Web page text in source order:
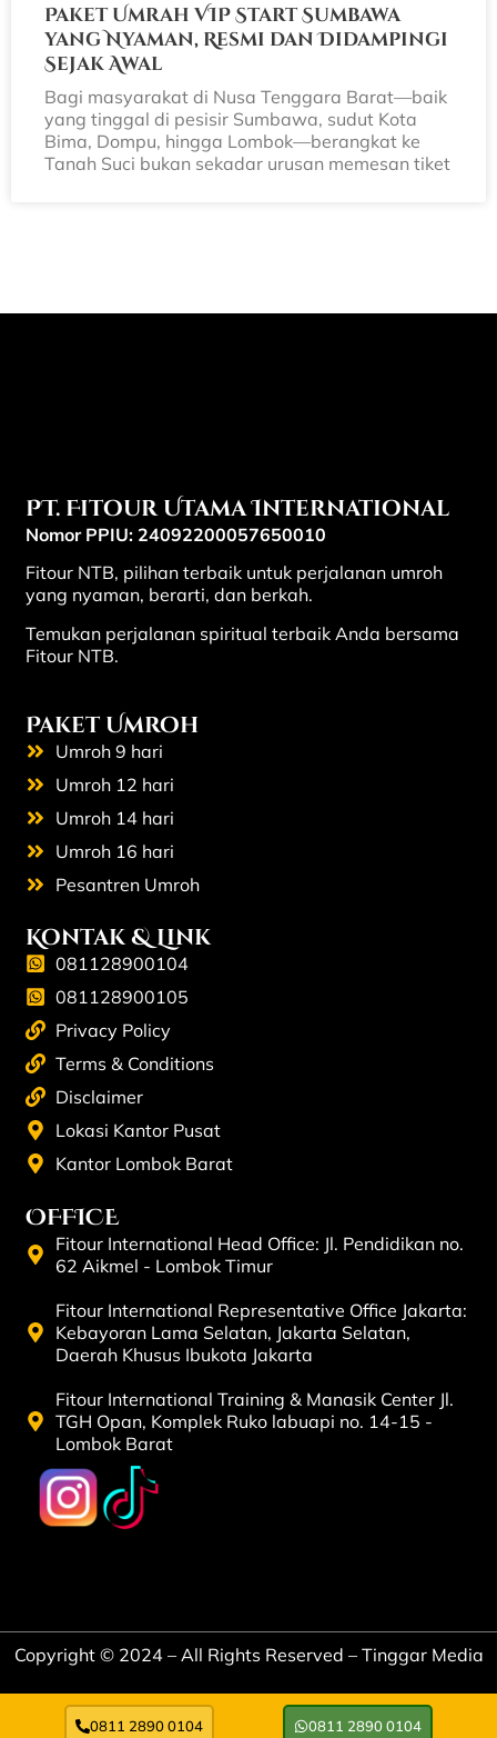
Paket Umrah VIP Start Sumbawa
yang Nyaman, Resmi dan Didampingi
Sejak Awal
Bagi masyarakat di Nusa Tenggara Barat—baik
yang tinggal di pesisir Sumbawa, sudut Kota
Bima, Dompu, hingga Lombok—berangkat ke
Tanah Suci bukan sekadar urusan memesan tiket
PT. Fitour Utama International
Nomor PPIU: 24092200057650010
Fitour NTB, pilihan terbaik untuk perjalanan umroh
yang nyaman, berarti, dan berkah.
Temukan perjalanan spiritual terbaik Anda bersama
Fitour NTB.
Paket Umroh
Umroh 9 hari
Umroh 12 hari
Umroh 14 hari
Umroh 16 hari
Pesantren Umroh
Kontak & Link
081128900104
081128900105
Privacy Policy
Terms & Conditions
Disclaimer
Lokasi Kantor Pusat
Kantor Lombok Barat
OFFICE
Fitour International Head Office: Jl. Pendidikan no.
62 Aikmel - Lombok Timur
Fitour International Representative Office Jakarta:
Kebayoran Lama Selatan, Jakarta Selatan,
Daerah Khusus Ibukota Jakarta
Fitour International Training & Manasik Center Jl.
TGH Opan, Komplek Ruko labuapi no. 14-15 -
Lombok Barat
Copyright © 2024 – All Rights Reserved – Tinggar Media
0811 2890 0104 0811 2890 0104